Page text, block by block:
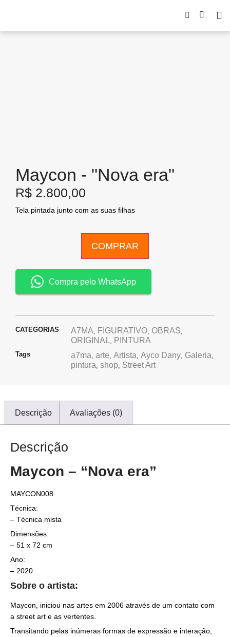
Maycon - "Nova era"
R$ 2.800,00
Tela pintada junto com as suas filhas
COMPRAR
Compra pelo WhatsApp
CATEGORIAS A7MA, FIGURATIVO, OBRAS,
ORIGINAL, PINTURA
Tags a7ma, arte, Artista, Ayco Dany, Galeria,
pintura, shop, Street Art
Descrição Avaliações (0)
Descrição
Maycon – “Nova era”
MAYCON008
Técnica:
– Técnica mista
Dimensões:
– 51 x 72 cm
Ano:
– 2020
Sobre o artista:
Maycon, iniciou nas artes em 2006 através de um contato com
a street art e as vertentes.
Transitando pelas inúmeras formas de expressão e interação,